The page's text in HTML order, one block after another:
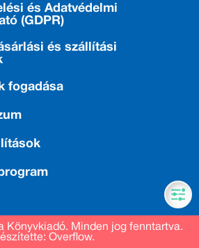
és Adatvédelmi
(GDPR)
és szállítási
fogadása
Könyvkiadó. Minden jog fenntartva.
Overflow.